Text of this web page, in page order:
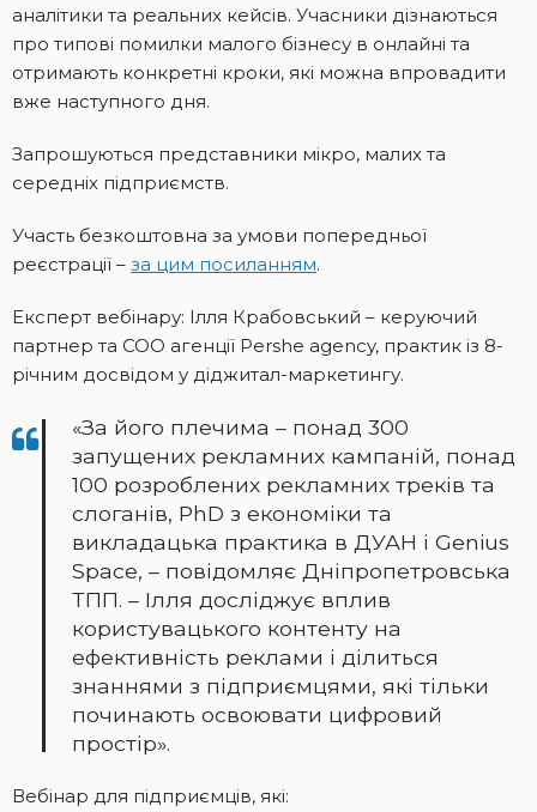
аналітики та реальних кейсів. Учасники дізнаються
про типові помилки малого бізнесу в онлайні та
отримають конкретні кроки, які можна впровадити
вже наступного дня.
Запрошуються представники мікро, малих та
середніх підприємств.
Участь безкоштовна за умови попередньої
реєстрації – за цим посиланням.
Експерт вебінару: Ілля Крабовський – керуючий
партнер та СОО агенції Pershe agency, практик із 8-
річним досвідом у діджитал-маркетингу.
«За його плечима – понад 300
запущених рекламних кампаній, понад
100 розроблених рекламних треків та
слоганів, PhD з економіки та
викладацька практика в ДУАН і Genius
Space, – повідомляє Дніпропетровська
ТПП. – Ілля досліджує вплив
користувацького контенту на
ефективність реклами і ділиться
знаннями з підприємцями, які тільки
починають освоювати цифровий
простір».
Вебінар для підприємців, які: